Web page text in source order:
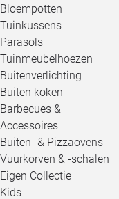
Bloempotten
Tuinkussens
Parasols
Tuinmeubelhoezen
Buitenverlichting
Buiten koken
Barbecues &
Accessoires
Buiten- & Pizzaovens
Vuurkorven & -schalen
Eigen Collectie
Kids